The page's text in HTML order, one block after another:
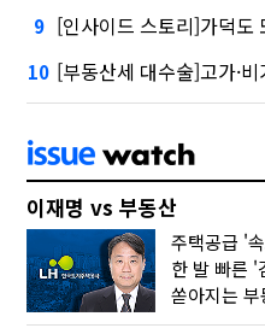
9 [인사이드 스토리]가덕
10 [부동산세 대수술]고가·비
이재명 vs 부동산
쏟아지는